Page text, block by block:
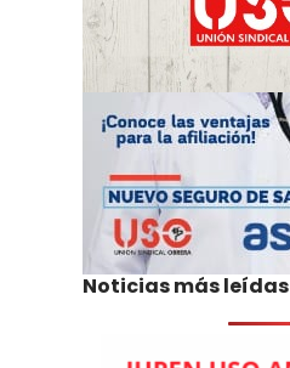
Noticias más leídas